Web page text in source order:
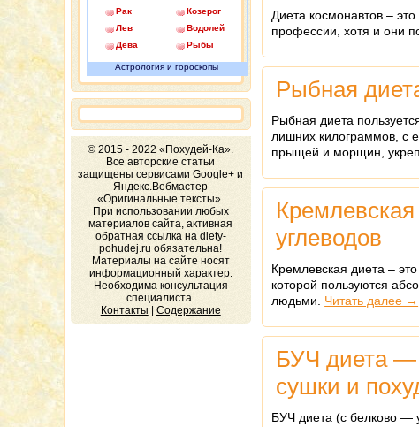
Диета космонавтов –
профессии, хотя и они
Рыбная
Рыбная диета
лишних килограммов, с
прыщей и морщин,
углеводов
Кремлевская диета –
которой пользуются
людьми. Читать далее →
БУЧ диета —
сушки и
БУЧ диета (с белково —
Рак
Лев
Дева
Козерог
Водолей
Рыбы
Астрология и гороскопы
© 2015 - 2022 «Похудей-Ка».
Все авторские статьи
защищены сервисами Google+ и
Яндекс.Вебмастер
«Оригинальные тексты».
При использовании любых
материалов сайта, активная
обратная ссылка на diety-
pohudej.ru обязательна!
Материалы на сайте носят
информационный характер.
Необходима консультация
специалиста.
Контакты
Содержание